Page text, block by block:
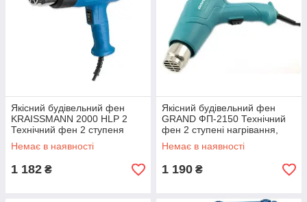
Якісний будівельний фен
KRAISSMANN 2000 HLP 2
Технічний фен 2 ступеня
нагріву, Термофен
Немає в наявності
1 182 ₴
Якісний будівельний фен
GRAND ФП-2150 Технічний
фен 2 ступені нагрівання,
Термофен (Насадки)
Немає в наявності
1 190 ₴